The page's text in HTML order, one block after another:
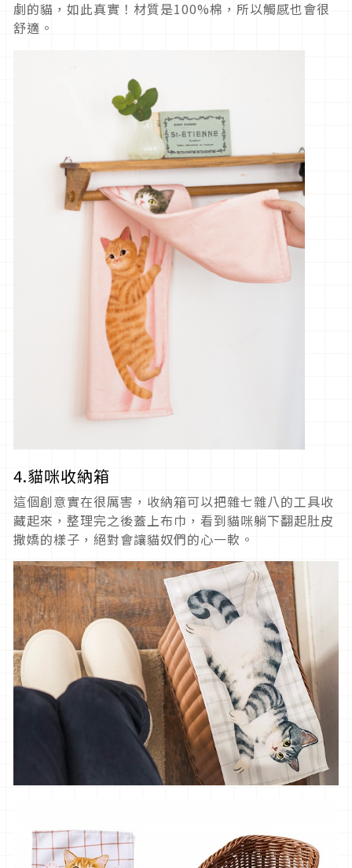
劇的貓，如此真實！材質是100%棉，所以觸感也會很
舒適。
4.貓咪收納箱
這個創意實在很厲害，收納箱可以把雜七雜八的工具收
藏起來，整理完之後蓋上布巾，看到貓咪躺下翻起肚皮
撒嬌的樣子，絕對會讓貓奴們的心一軟。